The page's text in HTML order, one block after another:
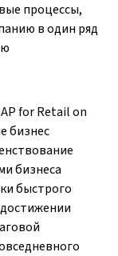
процессы,
в один ряд
for Retail on
бизнес
бизнеса
быстрого